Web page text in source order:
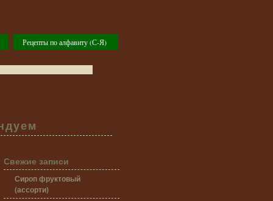
Рецепты по алфавиту (С-Я)
Свежие записи
Сироп фруктовый
(ассорти)